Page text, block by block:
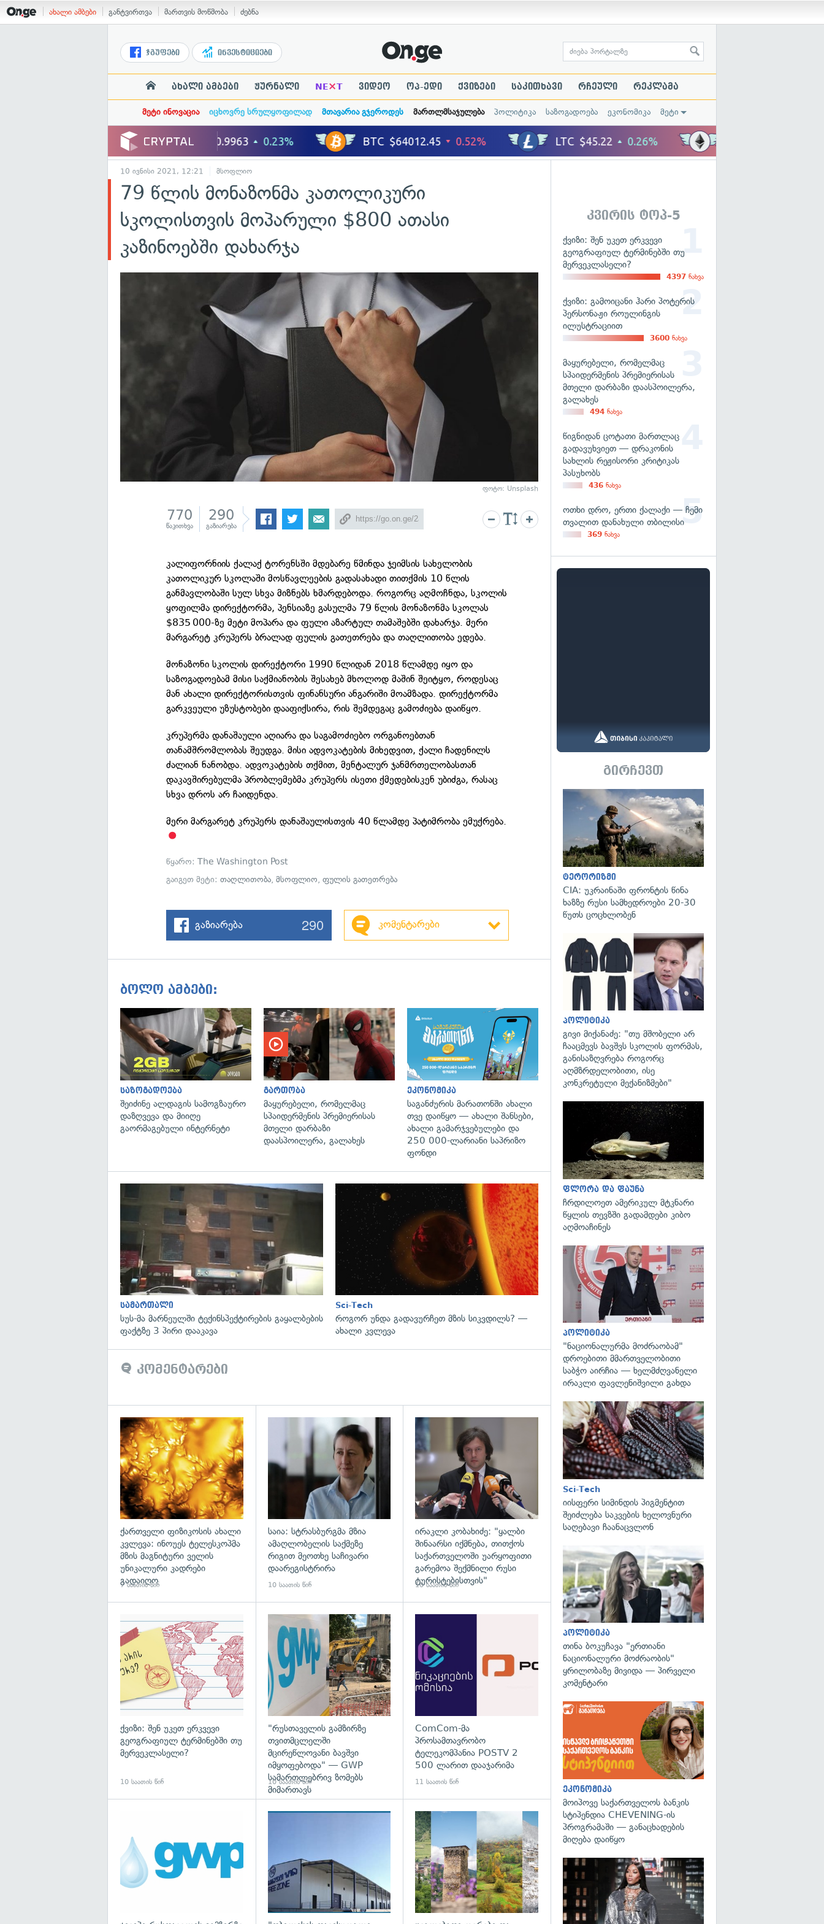
ახალი ამბები განტვირთვა მართვის მოწმობა ძებნა
ჯგუფები ინვესტიციები
ახალი ამბები ჟურნალი NE×T ვიდეო ოპ-ედი ქვიზები საკითხავი რჩეული რეკლამა
მეტი ინოვაცია იცხოვრე სრულყოფილად მთავარია გჯეროდეს მართლმსაჯულება პოლიტიკა საზოგადოება ეკონომიკა მეტი
10 ივნისი 2021, 12:21 მსოფლიო
79 წლის მონაზონმა კათოლიკური
სკოლისთვის მოპარული $800 ათასი
კაზინოებში დახარჯა
ფოტო: Unsplash
770
წაკითხვა
290
გაზიარება
კალიფორნიის ქალაქ ტორენსში მდებარე წმინდა ჯეიმსის სახელობის
კათოლიკურ სკოლაში მოსწავლეების გადასახადი თითქმის 10 წლის
განმავლობაში სულ სხვა მიზნებს ხმარდებოდა. როგორც აღმოჩნდა, სკოლის
ყოფილმა დირექტორმა, პენსიაზე გასულმა 79 წლის მონაზონმა სკოლას
$835 000-ზე მეტი მოპარა და ფული აზარტულ თამაშებში დახარჯა. მერი
მარგარეტ კრუპერს ბრალად ფულის გათეთრება და თაღლითობა ედება.
მონაზონი სკოლის დირექტორი 1990 წლიდან 2018 წლამდე იყო და
საზოგადოებამ მისი საქმიანობის შესახებ მხოლოდ მაშინ შეიტყო, როდესაც
მან ახალი დირექტორისთვის ფინანსური ანგარიში მოამზადა. დირექტორმა
გარკვეული უზუსტობები დააფიქსირა, რის შემდეგაც გამოძიება დაიწყო.
კრუპერმა დანაშაული აღიარა და საგამოძიებო ორგანოებთან
თანამშრომლობას შეუდგა. მისი ადვოკატების მიხედვით, ქალი ჩადენილს
ძალიან ნანობდა. ადვოკატების თქმით, მენტალურ ჯანმრთელობასთან
დაკავშირებულმა პრობლემებმა კრუპერს ისეთი ქმედებისკენ უბიძგა, რასაც
სხვა დროს არ ჩაიდენდა.
მერი მარგარეტ კრუპერს დანაშაულისთვის 40 წლამდე პატიმრობა ემუქრება.
წყარო:The Washington Post
გაიგეთ მეტი:თაღლითობა,მსოფლიო,ფულის გათეთრება
გაზიარება 290 კომენტარები
ბოლო ამბები:
საზოგადოება
შეიძინე ალდაგის სამოგზაურო
დაზღვევა და მიიღე
გაორმაგებული ინტერნეტი
გართობა
მაყურებელი, რომელმაც
სპაიდერმენის პრემიერისას
მთელი დარბაზი
დაასპოილერა, გალახეს
ეკონომიკა
საგანძურის მარათონში ახალი
თვე დაიწყო — ახალი შანსები,
ახალი გამარჯვებულები და
250 000-ლარიანი საპრიზო
ფონდი
გადახედვა
სამართალი
სუს-მა მარნეულში ტექინსპექტირების გაყალბების
ფაქტზე 3 პირი დააკავა
Sci-Tech
როგორ უნდა გადავურჩეთ მზის სიკვდილს? —
ახალი კვლევა
კომენტარები
ქართველი ფიზიკოსის ახალი
კვლევა: ინოუეს ტელესკოპმა
მზის მაგნიტური ველის
უნიკალური კადრები
გადაიღო
7 საათის წინ
გადახედვა
საია: სტრასბურგმა მზია
ამაღლობელის საქმეზე
რიგით მეოთხე საჩივარი
დაარეგისტრირა
10 საათის წინ
გადახედვა
ირაკლი კობახიძე: "ყალბი
შინაარსი იქმნება, თითქოს
საქართველოში უარყოფითი
გარემოა შექმნილი რუსი
ტურისტებისთვის"
10 საათის წინ
ქვიზი: შენ უკეთ ერკვევი
გეოგრაფიულ ტერმინებში თუ
მერვეკლასელი?
10 საათის წინ
"რუსთაველის გამზირზე
თვითმცლელში
მცირეწლოვანი ბავშვი
იმყოფებოდა" — GWP
სამართლებრივ ზომებს
მიმართავს
10 საათის წინ
ComCom-მა
პროსამთავრობო
ტელეკომპანია POSTV 2
500 ლარით დააჯარიმა
11 საათის წინ
გადახედვა გადახედვა
კვირის ტოპ-5
ქვიზი: შენ უკეთ ერკვევი
გეოგრაფიულ ტერმინებში თუ
მერვეკლასელი?
4397 ნახვა
ქვიზი: გამოიცანი ჰარი პოტერის
პერსონაჟი როულინგის
ილუსტრაციით
3600 ნახვა
მაყურებელი, რომელმაც
სპაიდერმენის პრემიერისას
მთელი დარბაზი დაასპოილერა,
გალახეს
494 ნახვა
წიგნიდან ცოტათი მართლაც
გადავუხვიეთ — დრაკონის
სახლის რეჟისორი კრიტიკას
პასუხობს
436 ნახვა
ოთხი დრო, ერთი ქალაქი — ჩემი
თვალით დანახული თბილისი
369 ნახვა
გირჩევთ
ტერორიზმი
CIA: უკრაინაში ფრონტის წინა
ხაზზე რუსი სამხედროები 20-30
წუთს ცოცხლობენ
პოლიტიკა
გივი მიქანაძე: "თუ მშობელი არ
ჩააცმევს ბავშვს სკოლის ფორმას,
განისაზღვრება როგორც
აღმზრდელობითი, ისე
კონკრეტული მექანიზმები"
ფლორა და ფაუნა
ჩრდილოეთ ამერიკულ მტკნარი
წყლის თევზში გადამდები კიბო
აღმოაჩინეს
პოლიტიკა
"ნაციონალურმა მოძრაობამ"
დროებითი მმართველობითი
საბჭო აირჩია — ხელმძღვანელი
ირაკლი ფავლენიშვილი გახდა
Sci-Tech
იისფერი სიმინდის პიგმენტით
შეიძლება საკვების ხელოვნური
საღებავი ჩაანაცვლონ
პოლიტიკა
თინა ბოკუჩავა "ერთიანი
ნაციონალური მოძრაობის"
ყრილობაზე მივიდა — პირველი
კომენტარი
ეკონომიკა
მოიპოვე საქართველოს ბანკის
სტიპენდია CHEVENING-ის
პროგრამაში — განაცხადების
მიღება დაიწყო